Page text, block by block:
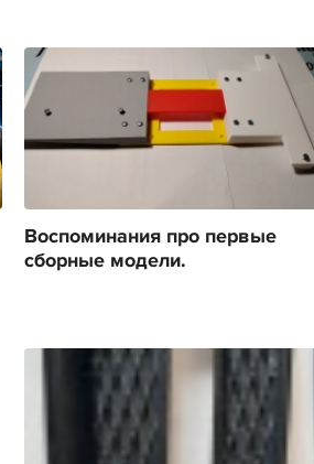
Воспоминания про первые
сборные модели.